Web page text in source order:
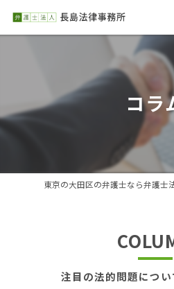
コラ
東京の大田区の弁護士なら弁護士
注目の法的問題につ